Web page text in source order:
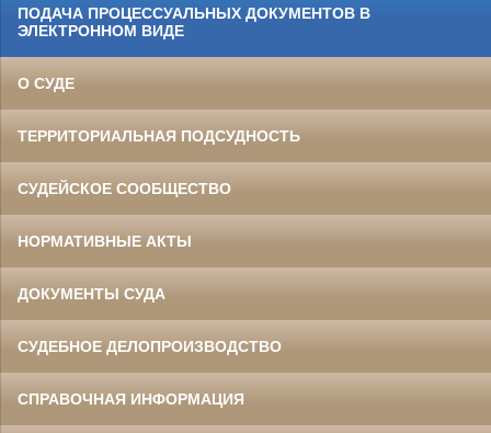
ПОДАЧА ПРОЦЕССУАЛЬНЫХ ДОКУМЕНТОВ В
ЭЛЕКТРОННОМ ВИДЕ
О СУДЕ
ТЕРРИТОРИАЛЬНАЯ ПОДСУДНОСТЬ
СУДЕЙСКОЕ СООБЩЕСТВО
НОРМАТИВНЫЕ АКТЫ
ДОКУМЕНТЫ СУДА
СУДЕБНОЕ ДЕЛОПРОИЗВОДСТВО
СПРАВОЧНАЯ ИНФОРМАЦИЯ